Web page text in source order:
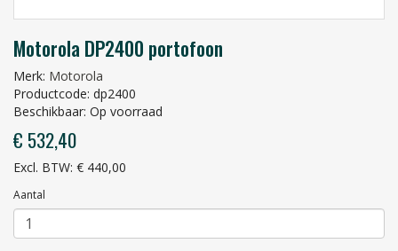
Motorola DP2400 portofoon
Merk: Motorola
Productcode: dp2400
Beschikbaar: Op voorraad
€ 532,40
Excl. BTW: € 440,00
Aantal